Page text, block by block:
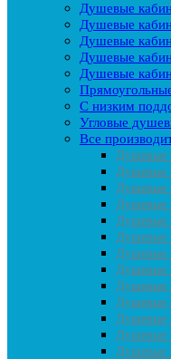
Душевые
Душевые
Душевые
Душевые
Душевые
С низким
Угловые
Все
Душевые
Душевые
Душевые
Душевые
Душевые
Душевые
Душевые
Душевые
Душевые
Душевые
Душевые
Душевые
Душевые